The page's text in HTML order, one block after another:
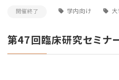
開催終了 学内向け
第47回臨床研究セミナ